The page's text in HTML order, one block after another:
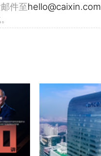
件至hello@caixin.com